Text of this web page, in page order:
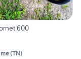
600
(TN)